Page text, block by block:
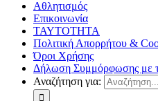
Αθλητισμός
Επικοινωνία
ΤΑΥΤΟΤΗΤΑ
Πολιτική Απορρήτου &
Όροι Χρήσης
Δήλωση Συμμόρφωσης με
Αναζήτηση για: